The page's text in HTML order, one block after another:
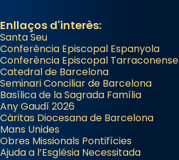
Enllaços d'interès:
Santa Seu
Conferència Episcopal Espanyola
Conferència Episcopal Tarraconense
Catedral de Barcelona
Seminari Conciliar de Barcelona
Basílica de la Sagrada Família
Any Gaudí 2026
Càritas Diocesana de Barcelona
Mans Unides
Obres Missionals Pontifícies
Ajuda a l’Església Necessitada